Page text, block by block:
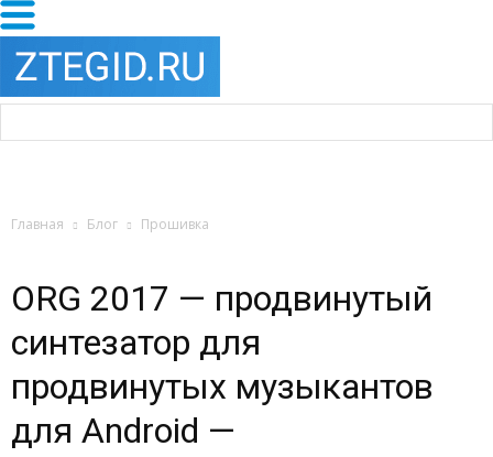
Главная Блог Прошивка
ORG 2017 — продвинутый
синтезатор для
продвинутых музыкантов
для Android —